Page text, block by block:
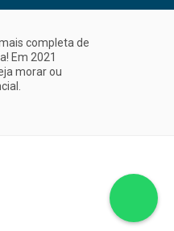
completa de
Em 2021
morar ou